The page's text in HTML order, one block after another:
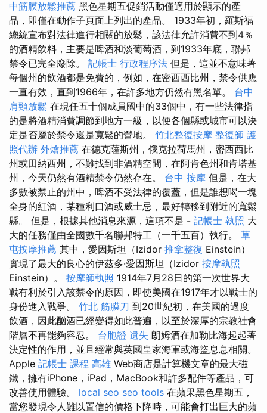
中筋膜放鬆推薦 黑色星期五促銷活動僅適用於顯示的產
品，即僅在動作子頁面上列出的產品。 1933年初，羅斯福
總統宣布對法律進行相關的放鬆，該法律允許消費不到4％
的酒精飲料，主要是啤酒和淡葡萄酒，到1933年底，聯邦
禁令已完全廢除。 記帳士 行政程序法 但是，這並不意味著
每個州的飲酒都是免費的，例如，在密西西比州，禁令供應
一直有效，直到1966年，在許多地方仍然有黑名單。 台中
肩頸放鬆 在現任五十個成員國中的33個中，有一些法律指
的是將酒精消費調節到地方一級，以便各個縣或城市可以決
定是否屬於禁令還是寬鬆的營地。 竹北整復按摩 整復師 護
照代辦 外燴推薦 在德克薩斯州，俄克拉荷馬州，密西西比
州或田納西州，不難找到非酒精空間，在阿肯色州和肯塔基
州，今天仍然有酒精禁令仍然存在。 台中 按摩 但是，在大
多數被禁止的州中，啤酒不受法律的覆蓋，但是誰想喝一塊
全身的紅酒，某種利口酒或威士忌，最好轉移到附近的寬鬆
縣。 但是，根據其他消息來源，這項不是 - 記帳士 執照 大
大的任務僅由全國數千名聯邦特工（一千五百）執行。 草
屯按摩推薦 其中，愛因斯坦（Izidor 推拿整復 Einstein）
實現了最大的良心的伊茲多·愛因斯坦（Izidor 按摩執照
Einstein）。 按摩師執照 1914年7月28日的第一次世界大
戰有利於引入該禁令的原因，即使美國在1917年才以戰士的
身份進入戰爭。 竹北 筋膜刀 到20世紀初，在美國的過度
飲酒，因此酗酒已經變得如此普遍，以至於深厚的宗教社會
階層不再能夠容忍。 台胞證 遺失 朗姆酒在加勒比海起起著
決定性的作用，並且經常與英國皇家海軍或海盜息息相關。
Apple 記帳士 課程 高雄 Web商店是計算機文章的最大磁
鐵，擁有iPhone，iPad，MacBook和許多配件等產品，可
改善使用體驗。 local seo seo tools 在蘋果黑色星期五，
當您發現令人難以置信的價格下降時，可能會打出巨大的蘋